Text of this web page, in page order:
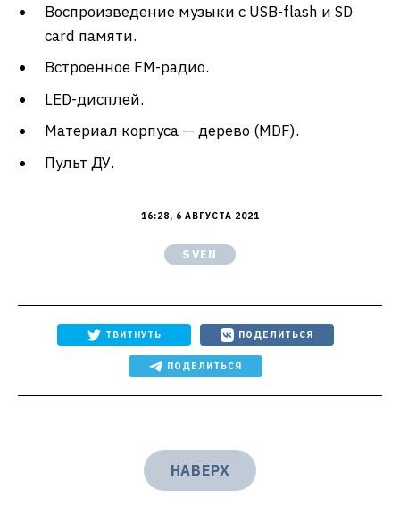
Воспроизведение музыки с USB-flash и SD
card памяти.
Встроенное FM-радио.
LED-дисплей.
Материал корпуса — дерево (MDF).
Пульт ДУ.
16:28, 6 АВГУСТА 2021
SVEN
ТВИТНУТЬ ПОДЕЛИТЬСЯ
ПОДЕЛИТЬСЯ
НАВЕРХ